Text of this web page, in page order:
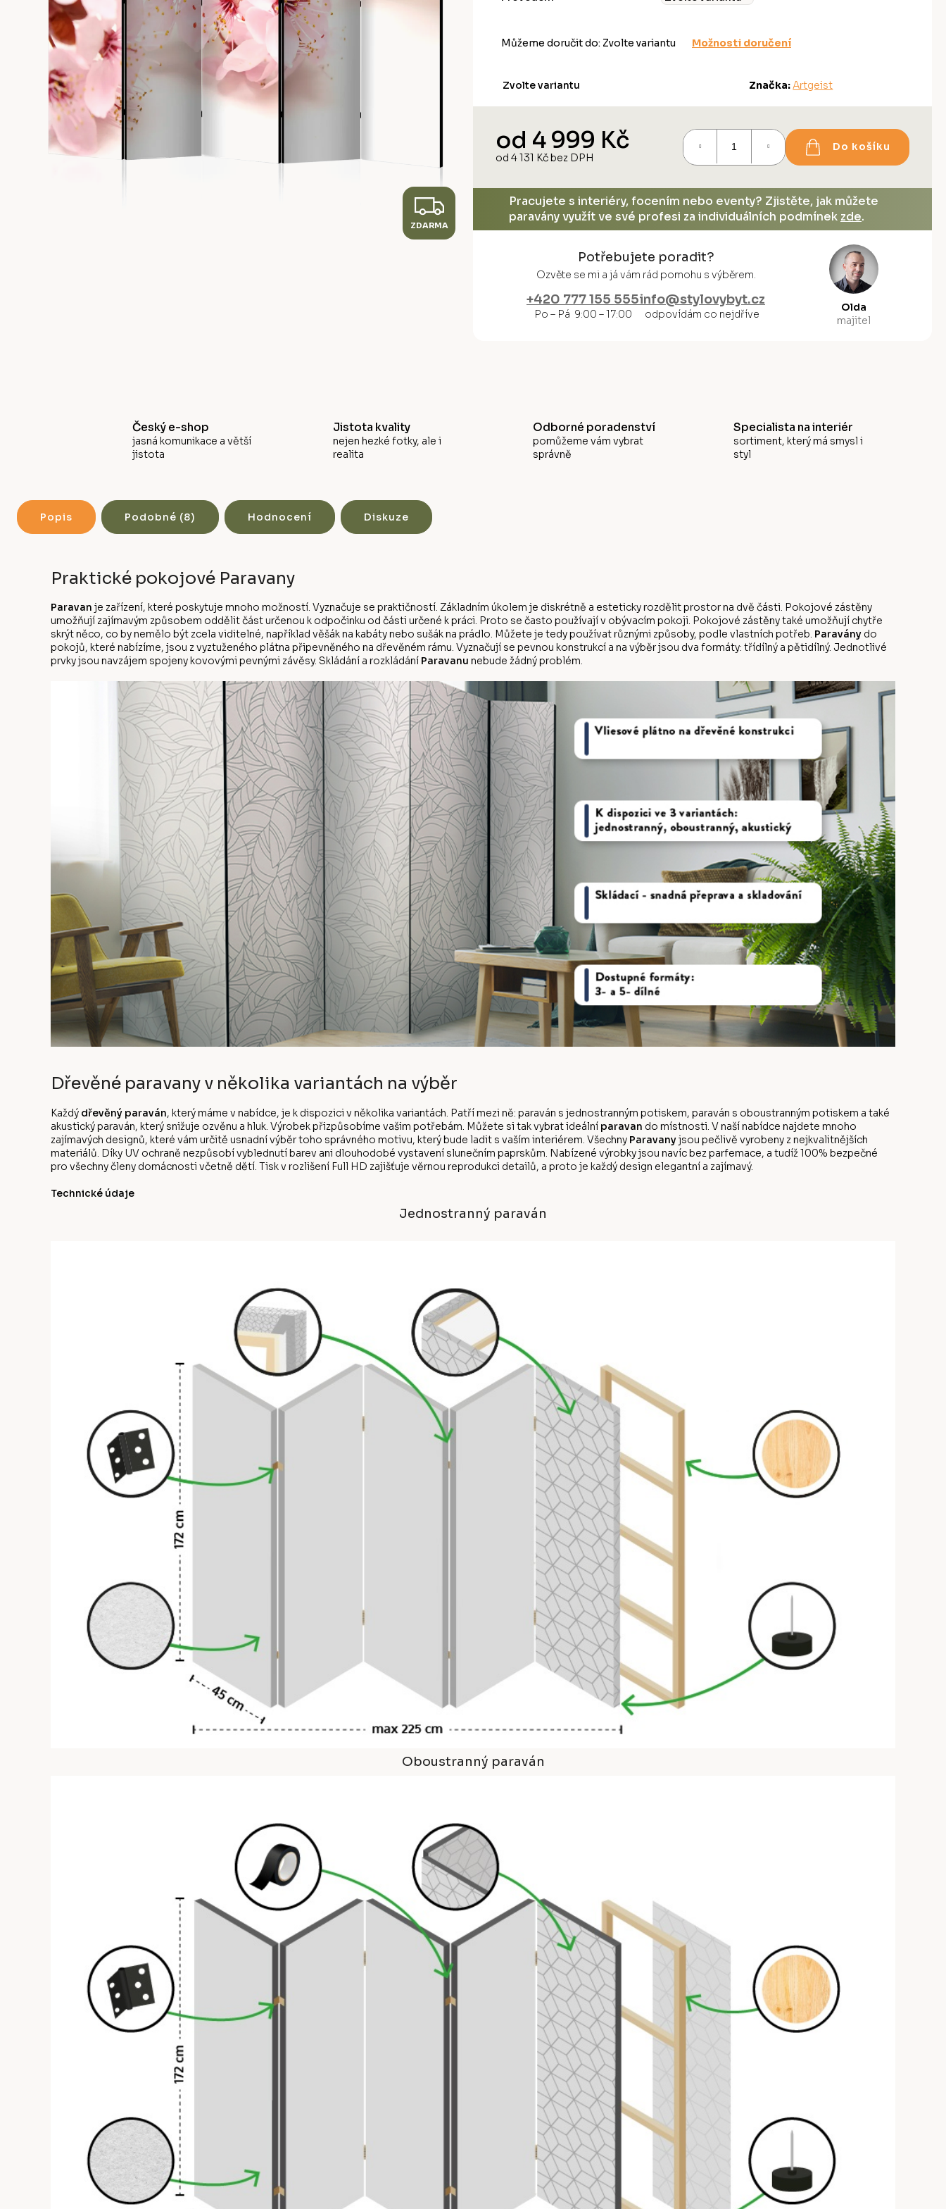
Můžeme doručit do: Zvolte variantu Možnosti doručení
Zvolte variantu Značka: Artgeist
od 4 999 Kč
od 4 131 Kčbez DPH
Do košíku
Pracujete s interiéry, focením nebo eventy? Zjistěte, jak můžete
paravány využít ve své profesi za individuálních podmínek zde.
Potřebujete poradit?
Ozvěte se mi a já vám rád pomohu s výběrem.
+420 777 155 555
Po – Pá 9:00 – 17:00
info@stylovybyt.cz
odpovídám co nejdříve
Olda
majitel
Z
D
ZDARMA
Český e-shop
jasná komunikace a větší
jistota
Jistota kvality
nejen hezké fotky, ale i
realita
Odborné poradenství
pomůžeme vám vybrat
správně
Specialista na interiér
sortiment, který má smysl i
styl
Popis Podobné (8) Hodnocení Diskuze
Praktické pokojové Paravany
Paravan je zařízení, které poskytuje mnoho možností. Vyznačuje se praktičností. Základním úkolem je diskrétně a esteticky rozdělit prostor na dvě části. Pokojové zástěny
umožňují zajímavým způsobem oddělit část určenou k odpočinku od části určené k práci. Proto se často používají v obývacím pokoji. Pokojové zástěny také umožňují chytře
skrýt něco, co by nemělo být zcela viditelné, například věšák na kabáty nebo sušák na prádlo. Můžete je tedy používat různými způsoby, podle vlastních potřeb. Paravány do
pokojů, které nabízíme, jsou z vyztuženého plátna připevněného na dřevěném rámu. Vyznačují se pevnou konstrukcí a na výběr jsou dva formáty: třídílný a pětidílný. Jednotlivé
prvky jsou navzájem spojeny kovovými pevnými závěsy. Skládání a rozkládání Paravanu nebude žádný problém.
Dřevěné paravany v několika variantách na výběr
Každý dřevěný paraván, který máme v nabídce, je k dispozici v několika variantách. Patří mezi ně: paraván s jednostranným potiskem, paraván s oboustranným potiskem a také
akustický paraván, který snižuje ozvěnu a hluk. Výrobek přizpůsobíme vašim potřebám. Můžete si tak vybrat ideální paravan do místnosti. V naší nabídce najdete mnoho
zajímavých designů, které vám určitě usnadní výběr toho správného motivu, který bude ladit s vaším interiérem. Všechny Paravanyjsou pečlivě vyrobeny z nejkvalitnějších
materiálů. Díky UV ochraně nezpůsobí vyblednutí barev ani dlouhodobé vystavení slunečním paprskům. Nabízené výrobky jsou navíc bez parfemace, a tudíž 100% bezpečné
pro všechny členy domácnosti včetně dětí. Tisk v rozlišení Full HD zajišťuje věrnou reprodukci detailů, a proto je každý design elegantní a zajímavý.
Technické údaje
Jednostranný paraván
Oboustranný paraván